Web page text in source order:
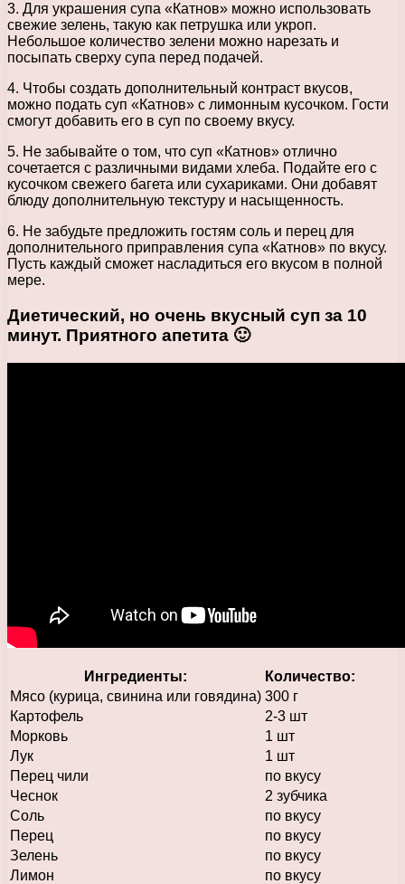
3. Для украшения супа «Катнов» можно использовать
свежие зелень, такую как петрушка или укроп.
Небольшое количество зелени можно нарезать и
посыпать сверху супа перед подачей.
4. Чтобы создать дополнительный контраст вкусов,
можно подать суп «Катнов» с лимонным кусочком. Гости
смогут добавить его в суп по своему вкусу.
5. Не забывайте о том, что суп «Катнов» отлично
сочетается с различными видами хлеба. Подайте его с
кусочком свежего багета или сухариками. Они добавят
блюду дополнительную текстуру и насыщенность.
6. Не забудьте предложить гостям соль и перец для
дополнительного приправления супа «Катнов» по вкусу.
Пусть каждый сможет насладиться его вкусом в полной
мере.
Диетический, но очень вкусный суп за 10
минут. Приятного апетита 🙂
Ингредиенты:
Количество:
Мясо (курица, свинина или говядина) 300 г
Картофель
2-3 шт
Морковь
1 шт
Лук
1 шт
Перец чили
по вкусу
Чеснок
2 зубчика
Соль
по вкусу
Перец
по вкусу
Зелень
по вкусу
Лимон
по вкусу